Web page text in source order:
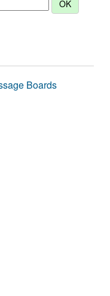
Boards